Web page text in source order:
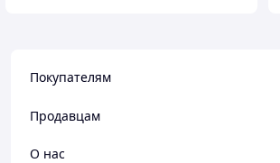
Покупателям
Продавцам
О нас